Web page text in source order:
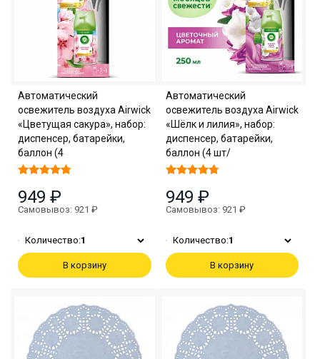
Автоматический
освежитель воздуха Airwick
«Цветущая сакура», набор:
диспенсер, батарейки,
баллон (4
949 ₽
Самовывоз: 921 ₽
Количество:1
В корзину
Автоматический
освежитель воздуха Airwick
«Шёлк и лилия», набор:
диспенсер, батарейки,
баллон (4 шт/
949 ₽
Самовывоз: 921 ₽
Количество:1
В корзину